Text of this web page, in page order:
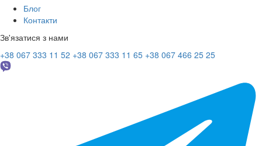
Блог
Контакти
Зв'язатися з нами
+38 067 333 11 52 +38 067 333 11 65 +38 067 466 25 25